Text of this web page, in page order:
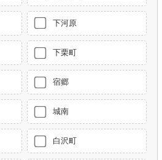
下河原
下栗町
宿郷
城南
白沢町